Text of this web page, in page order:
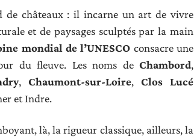
de châteaux : il incarne un art de vivre
et de paysages sculptés par la main
mondial de l’UNESCO consacre une
du fleuve. Les noms de Chambord,
,Chaumont-sur-Loire,Clos Lucé
et Indre.
là, la rigueur classique, ailleurs, la